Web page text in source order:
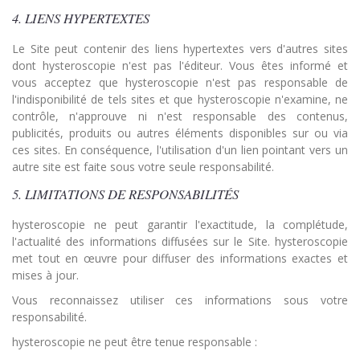
4. LIENS HYPERTEXTES
Le Site peut contenir des liens hypertextes vers d'autres sites
dont hysteroscopie n'est pas l'éditeur. Vous êtes informé et
vous acceptez que hysteroscopie n'est pas responsable de
l'indisponibilité de tels sites et que hysteroscopie n'examine, ne
contrôle, n'approuve ni n'est responsable des contenus,
publicités, produits ou autres éléments disponibles sur ou via
ces sites. En conséquence, l'utilisation d'un lien pointant vers un
autre site est faite sous votre seule responsabilité.
5. LIMITATIONS DE RESPONSABILITÉS
hysteroscopie ne peut garantir l'exactitude, la complétude,
l'actualité des informations diffusées sur le Site. hysteroscopie
met tout en œuvre pour diffuser des informations exactes et
mises à jour.
Vous reconnaissez utiliser ces informations sous votre
responsabilité.
hysteroscopie ne peut être tenue responsable :